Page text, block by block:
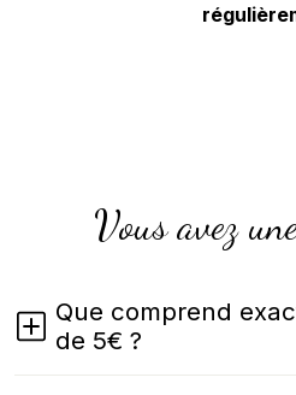
Vous avez
Que comprend
de 5€ ?